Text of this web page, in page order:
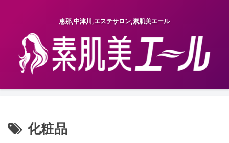
恵那,中津川,エステサロン,素肌美エール
化粧品